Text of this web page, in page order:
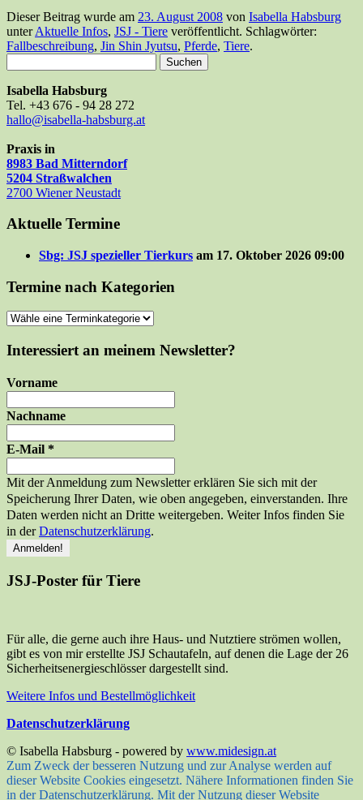
Dieser Beitrag wurde am 23. August 2008 von Isabella Habsburg
unterAktuelle Infos, JSJ - Tiere veröffentlicht. Schlagwörter:
Fallbeschreibung, Jin Shin Jyutsu, Pferde, Tiere.
nach:
Isabella Habsburg
Tel. +43 676 - 94 28 272
hallo@isabella-habsburg.at
Praxis in
8983 Bad Mitterndorf
5204 Straßwalchen
2700 Wiener Neustadt
Aktuelle Termine
Sbg: JSJ spezieller Tierkurs am 17. Oktober 2026 09:00
Termine nach Kategorien
Interessiert an meinem Newsletter?
Vorname
Nachname
E-Mail *
Mit der Anmeldung zum Newsletter erklären Sie sich mit der
Speicherung Ihrer Daten, wie oben angegeben, einverstanden. Ihre
Daten werden nicht an Dritte weitergeben. Weiter Infos finden Sie
in derDatenschutzerklärung.
JSJ-Poster für Tiere
Für alle, die gerne auch ihre Haus- und Nutztiere strömen wollen,
gibt es von mir erstellte JSJ Schautafeln, auf denen die Lage der 26
Sicherheitsenergieschlösser dargestellt sind.
Weitere Infos und Bestellmöglichkeit
Datenschutzerklärung
© Isabella Habsburg - powered by www.midesign.at
Zum Zweck der besseren Nutzung und zur Analyse werden auf
dieser Website Cookies eingesetzt. Nähere Informationen finden Sie
in der Datenschutzerklärung. Mit der Nutzung dieser Website